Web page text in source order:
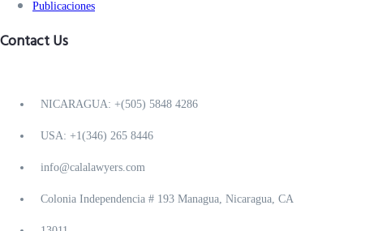
Publicaciones
Contact Us
NICARAGUA: +(505) 5848 4286
USA: +1(346) 265 8446
info@calalawyers.com
Colonia Independencia # 193 Managua, Nicaragua, CA